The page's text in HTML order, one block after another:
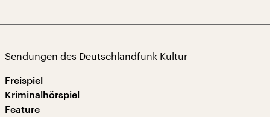
Sendungen des Deutschlandfunk Kultur
Freispiel
Kriminalhörspiel
Feature